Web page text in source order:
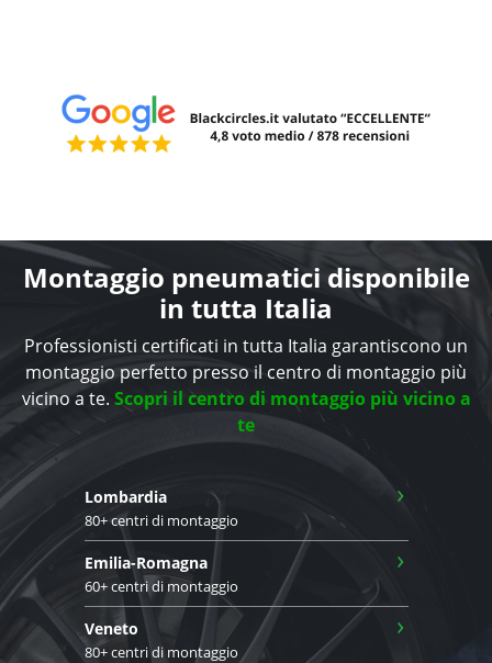
Montaggio pneumatici disponibile
in tutta Italia
Professionisti certificati in tutta Italia garantiscono un
montaggio perfetto presso il centro di montaggio più
vicino a te. Scopri il centro di montaggio più vicino a
te
Lombardia
80+ centri di montaggio
›
Emilia-Romagna
60+ centri di montaggio
›
Veneto
80+ centri di montaggio
›